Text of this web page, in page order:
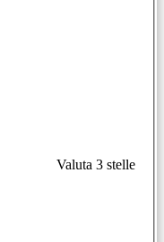
Valuta 3 stelle